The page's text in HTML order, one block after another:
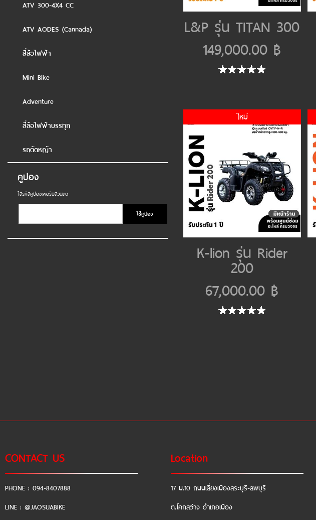
ATV 300-4X4 CC
ATV AODES (Cannada)
สี่ล้อไฟฟ้า
Mini Bike
Adventure
สี่ล้อไฟฟ้าบรรทุก
รถตัดหญ้า
คูปอง
ใส่รหัสคูปองเพื่อรับส่วนลด
ใช้คูปอง
L&P รุ่น TITAN 300
149,000.00 ฿
ใหม่
K-lion รุ่น Rider
200
67,000.00 ฿
CONTACT US
PHONE : 094-8407888
LINE : @JAOSUABIKE
Location
17 ม.10 ถนนเลี่ยงเมืองสระบุรี-ลพบุรี
ต.โคกสว่าง อำเภอเมือง